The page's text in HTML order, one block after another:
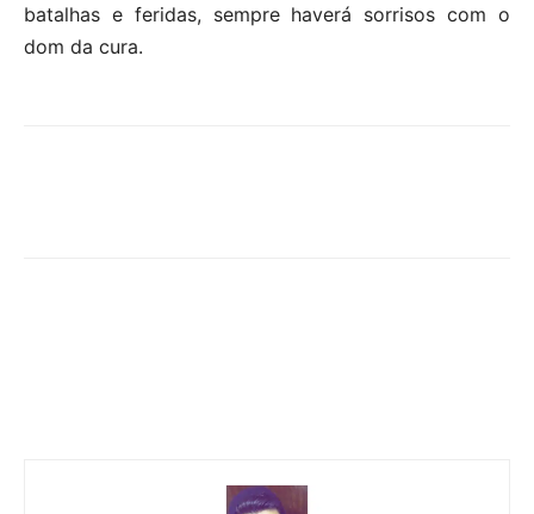
batalhas e feridas, sempre haverá sorrisos com o
dom da cura.